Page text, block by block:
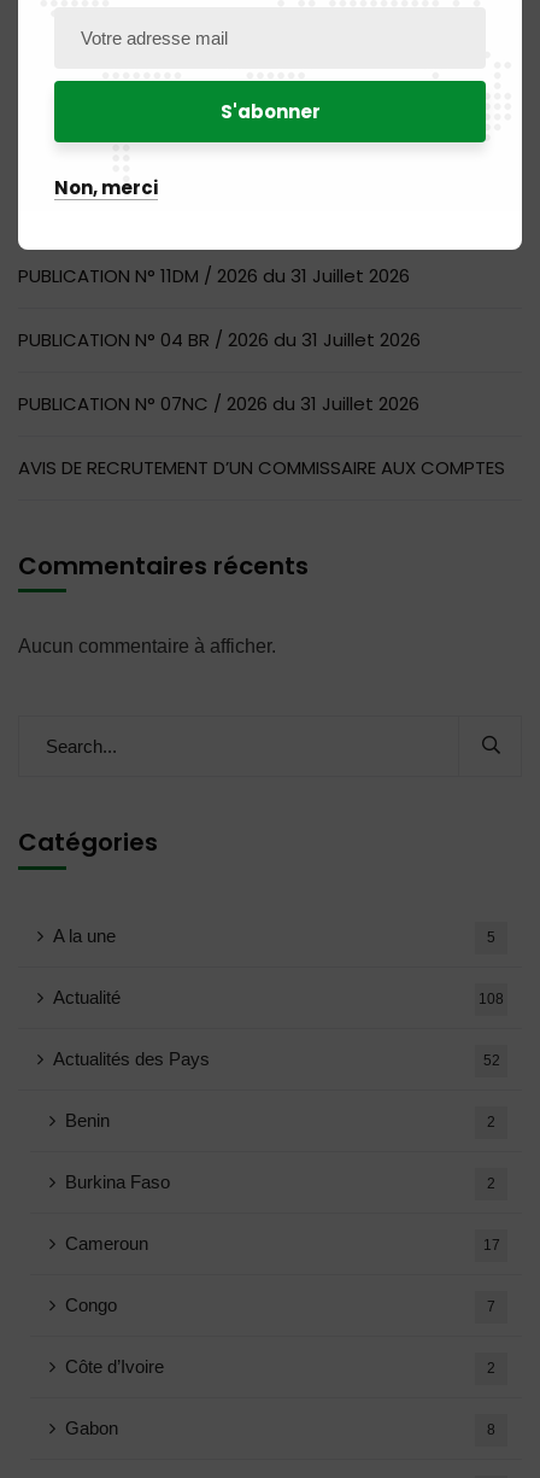
PUBLICATION N° 11DM / 2026 du 31 Juillet 2026
PUBLICATION N° 04 BR / 2026 du 31 Juillet 2026
PUBLICATION N° 07NC / 2026 du 31 Juillet 2026
AVIS DE RECRUTEMENT D’UN COMMISSAIRE AUX COMPTES
Commentaires récents
Aucun commentaire à afficher.
Catégories
A la une 5
Actualité 108
Actualités des Pays 52
Benin 2
Burkina Faso 2
Cameroun 17
Congo 7
Côte d’Ivoire 2
Gabon 8
Non, merci